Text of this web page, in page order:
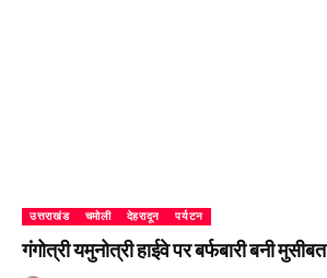
उत्तराखंड चमोली देहरादून पर्यटन
गंगोत्री यमुनोत्री हाईवे पर बर्फबारी बनी मुसीबत